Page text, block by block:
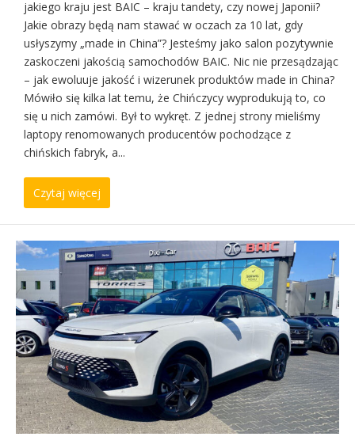
jakiego kraju jest BAIC – kraju tandety, czy nowej Japonii?
Jakie obrazy będą nam stawać w oczach za 10 lat, gdy
usłyszymy „made in China”? Jesteśmy jako salon pozytywnie
zaskoczeni jakością samochodów BAIC. Nic nie przesądzając
– jak ewoluuje jakość i wizerunek produktów made in China?
Mówiło się kilka lat temu, że Chińczycy wyprodukują to, co
się u nich zamówi. Był to wykręt. Z jednej strony mieliśmy
laptopy renomowanych producentów pochodzące z
chińskich fabryk, a...
Czytaj więcej